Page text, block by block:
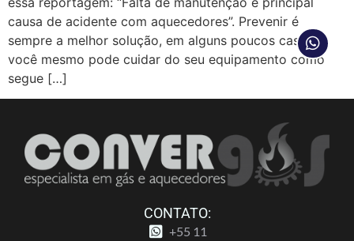
causa de acidente com aquecedores”. Prevenir é
sempre a melhor solução, em alguns poucos casos
você mesmo pode cuidar do seu equipamento como
segue […]
CONTATO:
+55 11